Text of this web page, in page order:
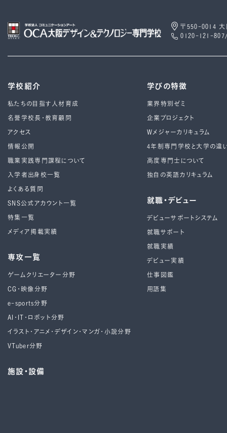
〒550-0014 大
0120-121-
学校紹介
私たちの目指す人材育成
名誉学校長・教育顧問
アクセス
情報公開
職業実践専門課程について
入学者出身校一覧
よくある質問
SNS公式アカウント一覧
特集一覧
メディア掲載実績
専攻一覧
ゲームクリエーター分野
CG・映像分野
e-sports分野
AI・IT・ロボット分野
イラスト・アニメ・デザイン・マンガ・小説分野
VTuber分野
施設・設備
学びの特徴
業界特別ゼミ
企業プロジェクト
Wメジャーカリキュラム
4年制専⾨学校と⼤学の違
高度専門士について
独自の英語カリキュラム
就職・デビュー
デビューサポートシステム
就職サポート
就職実績
デビュー実績
仕事図鑑
用語集